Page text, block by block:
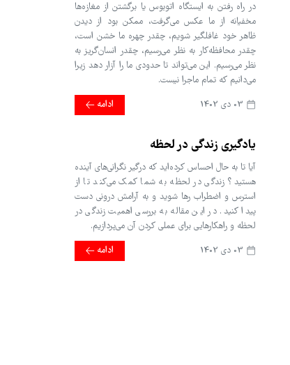
در راه رفتن به ایستگاه اتوبوس یا برگشتن از مغازه‌ها
مخفیانه از ما عکس می‌گرفت، ممکن بود از دیدن
ظاهر خود غافلگیر شویم، چقدر چهره ما خشن است،
چقدر محافظه‌کار به نظر می‌رسیم، چقدر انسان‌گریز به
نظر می‌رسیم. این می‌تواند تا حدودی ما را آزار دهد زیرا
می‌دانیم که تمام ماجرا نیست.
ادامه
یادگیری زندگی در لحظه
آیا تا به حال احساس کرده‌اید که درگیر نگرانی‌های آینده
هستید؟ زندگی در لحظه به شما کمک می‌کند تا از
استرس و اضطراب رها شوید و به آرامش درونی دست
پیدا کنید. در این مقاله به بررسی اهمیت زندگی در
لحظه و راهکارهایی برای عملی کردن آن می‌پردازیم.
ادامه